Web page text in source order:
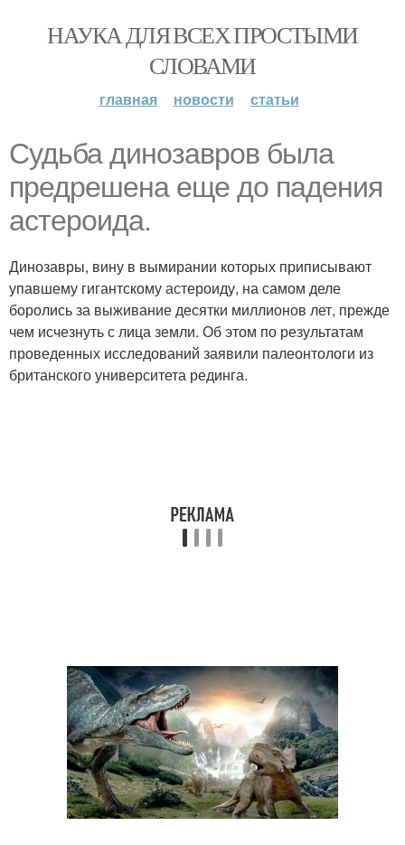
НАУКА ДЛЯ ВСЕХ ПРОСТЫМИ
СЛОВАМИ
главная новости статьи
Судьба динозавров была
предрешена еще до падения
астероида.
Динозавры, вину в вымирании которых приписывают
упавшему гигантскому астероиду, на самом деле
боролись за выживание десятки миллионов лет, прежде
чем исчезнуть с лица земли. Об этом по результатам
проведенных исследований заявили палеонтологи из
британского университета рединга.